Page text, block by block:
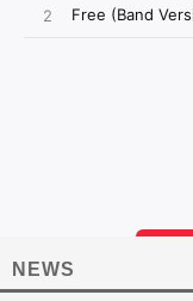
NEWS